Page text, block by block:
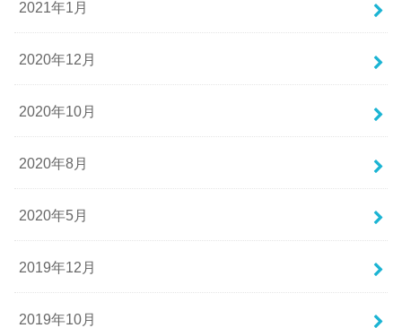
2021年1月
2020年12月
2020年10月
2020年8月
2020年5月
2019年12月
2019年10月